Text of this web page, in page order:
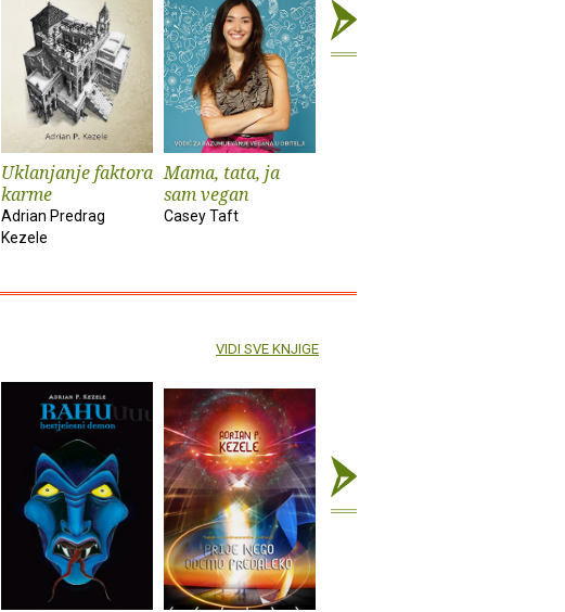
Uklanjanje faktora
karme
Adrian Predrag
Kezele
Mama, tata, ja
sam vegan
Casey Taft
VIDI SVE KNJIGE